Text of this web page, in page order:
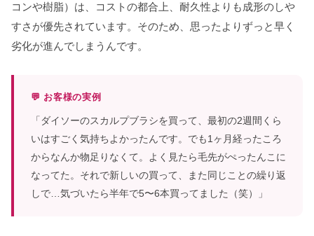
コンや樹脂）は、コストの都合上、耐久性よりも成形のしや
すさが優先されています。そのため、思ったよりずっと早く
劣化が進んでしまうんです。
💬 お客様の実例
「ダイソーのスカルプブラシを買って、最初の2週間くら
いはすごく気持ちよかったんです。でも1ヶ月経ったころ
からなんか物足りなくて。よく見たら毛先がぺったんこに
なってた。それで新しいの買って、また同じことの繰り返
しで…気づいたら半年で5〜6本買ってました（笑）」